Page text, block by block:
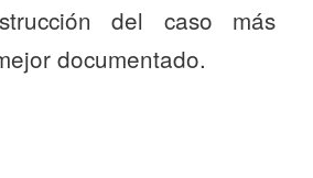
del caso más
documentado.